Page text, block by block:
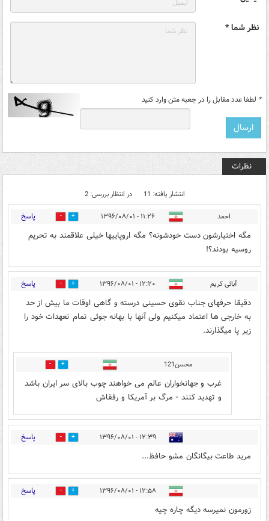
نظر شما *
* لطفا عدد مقابل را در جعبه متن وارد کنید
نظرات
انتشار یافته: 11 در انتظار بررسی: 2
احمد ۱۱:۲۶ - ۱۳۹۶/۰۸/۰۱ 17 پاسخ
مگه اختیارشون دست خودشونه؟ مگه اروپاییها خیلی علاقمند به تحریم
روسیه بودند؟!
آبائی کریم ۱۲:۲۰ - ۱۳۹۶/۰۸/۰۱ 14 پاسخ
دقیقا حرفهای جناب نقوی حسینی درسته و گاهی اوقات ما بیش از حد
به خارجی ها اعتماد میکنیم ولی آنها با بهانه جوئی تمام تعهدات خود را
زیر پا میگذارند.
محسن121 4
غرب و جهانخواران عالم می خواهند چوب بالای سر ایران باشد
و تهدید کنند - مرگ بر آمریکا و رفقاش
۱۲:۳۹ - ۱۳۹۶/۰۸/۰۱ 11 پاسخ
مرید طاعت بیگانگان مشو حافظ...
۱۲:۵۸ - ۱۳۹۶/۰۸/۰۱ 4 پاسخ
زورمون نمیرسه دیگه چاره چیه